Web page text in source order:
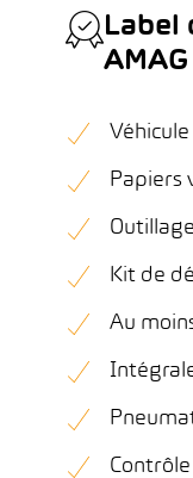
Label
Papiers
Kit de
Au